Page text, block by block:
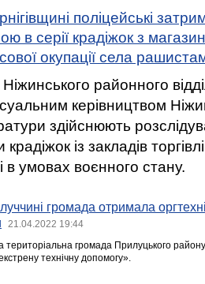
поліцейські
в серії крадіжок з
окупації села
Ніжинського районного
керівництвом
здійснюють
крадіжок із закладів
в умовах воєнного стану.
громада отримала
21.04.2022 19:44
територіальна громада Прилуцького
технічну допомогу».